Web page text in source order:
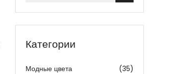
Категории
Модные цвета (35)